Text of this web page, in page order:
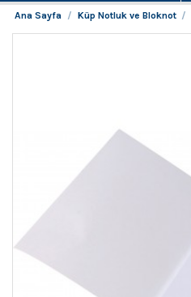
Ana Sayfa
Küp Notluk ve Bloknot